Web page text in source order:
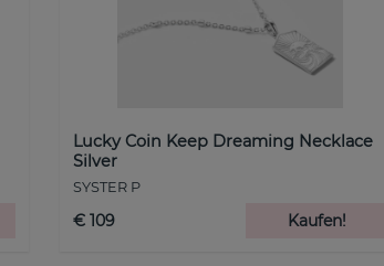
Lucky Coin Keep Dreaming Necklace
Silver
SYSTER P
€ 109 Kaufen!